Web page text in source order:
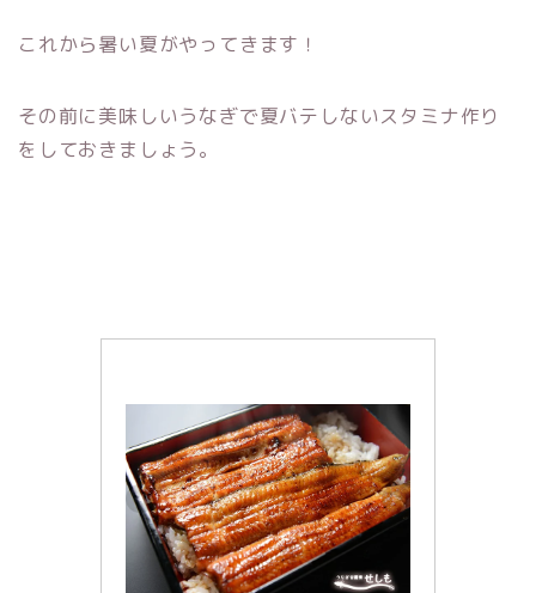
これから暑い夏がやってきます！
その前に美味しいうなぎで夏バテしないスタミナ作り
をしておきましょう。